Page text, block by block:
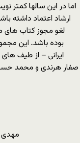
اما در این سالها کمتر
ارشاد اعتماد داشته
لغو مجوز کتاب های
بوده باشد. این
ایرانی – از طیف
صفار هرندی و محمد
مهدی